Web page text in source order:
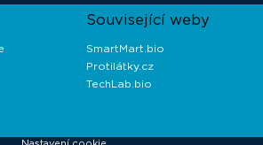
Související weby
SmartMart.bio
Protilátky.cz
TechLab.bio